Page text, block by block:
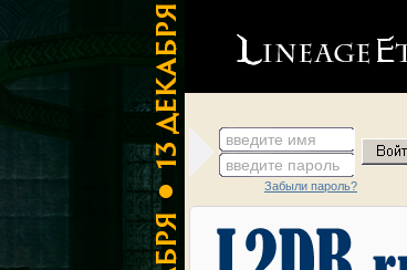
введите имя
введите пароль
Забыли пароль?